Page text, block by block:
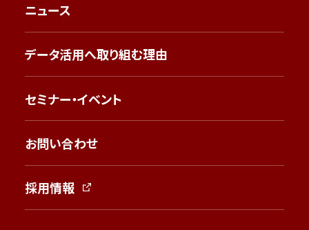
ニュース
データ活用へ取り組む理由
セミナー・イベント
お問い合わせ
採用情報